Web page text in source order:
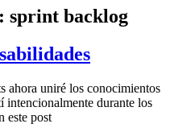
sprint backlog
ahora uniré los conocimientos
intencionalmente durante los
este post